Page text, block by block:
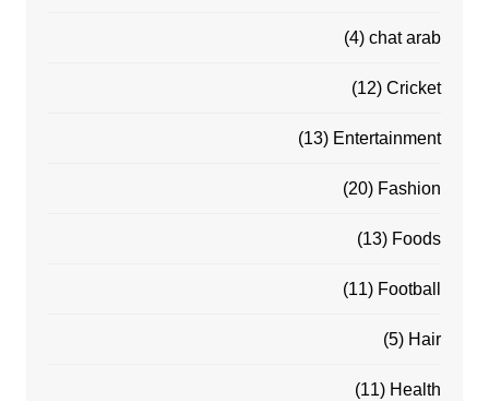
chat arab
(4)
Cricket
(12)
Entertainment
(13)
Fashion
(20)
Foods
(13)
Football
(11)
Hair
(5)
Health
(11)